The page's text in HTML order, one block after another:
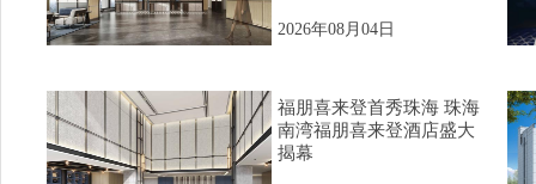
2026年08月04日
福朋喜来登首秀珠海 珠海
南湾福朋喜来登酒店盛大
揭幕